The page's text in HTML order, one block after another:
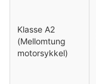
Klasse A2
(Mellomtung
motorsykkel)